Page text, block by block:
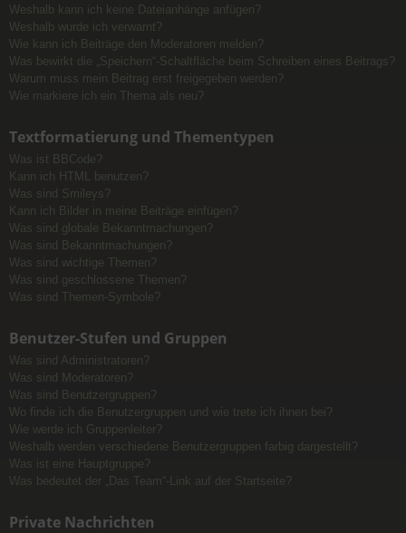
Weshalb kann ich keine Dateianhänge anfügen?
Weshalb wurde ich verwarnt?
Wie kann ich Beiträge den Moderatoren melden?
Was bewirkt die „Speichern“-Schaltfläche beim Schreiben eines Beitrags?
Warum muss mein Beitrag erst freigegeben werden?
Wie markiere ich ein Thema als neu?
Textformatierung und Thementypen
Was ist BBCode?
Kann ich HTML benutzen?
Was sind Smileys?
Kann ich Bilder in meine Beiträge einfügen?
Was sind globale Bekanntmachungen?
Was sind Bekanntmachungen?
Was sind wichtige Themen?
Was sind geschlossene Themen?
Was sind Themen-Symbole?
Benutzer-Stufen und Gruppen
Was sind Administratoren?
Was sind Moderatoren?
Was sind Benutzergruppen?
Wo finde ich die Benutzergruppen und wie trete ich ihnen bei?
Wie werde ich Gruppenleiter?
Weshalb werden verschiedene Benutzergruppen farbig dargestellt?
Was ist eine Hauptgruppe?
Was bedeutet der „Das Team“-Link auf der Startseite?
Private Nachrichten